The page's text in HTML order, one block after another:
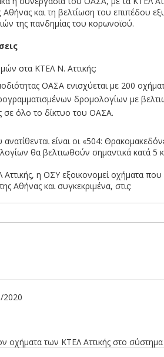
και τη βελτίωση του επιπέδου
της πανδημίας του κορωνοϊού.
στα ΚΤΕΛ Ν. Αττικής:
ΟΑΣΑ ενισχύεται με 200
δρομολογίων με
σε όλο το δίκτυο του ΟΑΣΑ.
είναι οι «504:
θα βελτιωθούν σημαντικά κατά 5
η ΟΣΥ εξοικονομεί οχήματα
Αθήνας και συγκεκριμένα, στις:
2020
οχήματα των ΚΤΕΛ Αττικής στο